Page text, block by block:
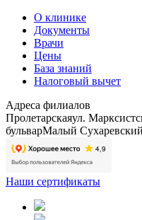
О клинике
Документы
Врачи
Цены
База знаний
Налоговый вычет
Адреса филиалов
Пролетарскаяул.
бульварМалый Сухаревский
Наши сертификаты